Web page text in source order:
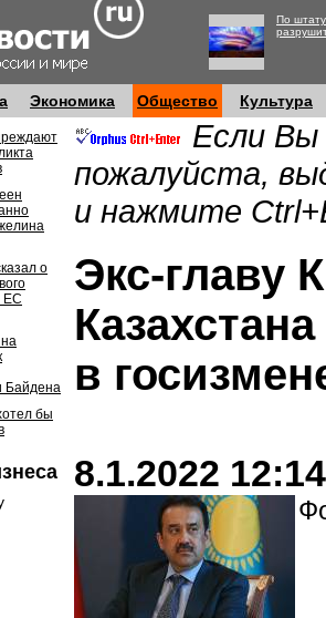
По
Экономика Общество Культура
о
ЕС
Байдена
бы
Если Вы
пожалуйста,
и нажмите
Экс-главу
в
8.1.2022 12:14